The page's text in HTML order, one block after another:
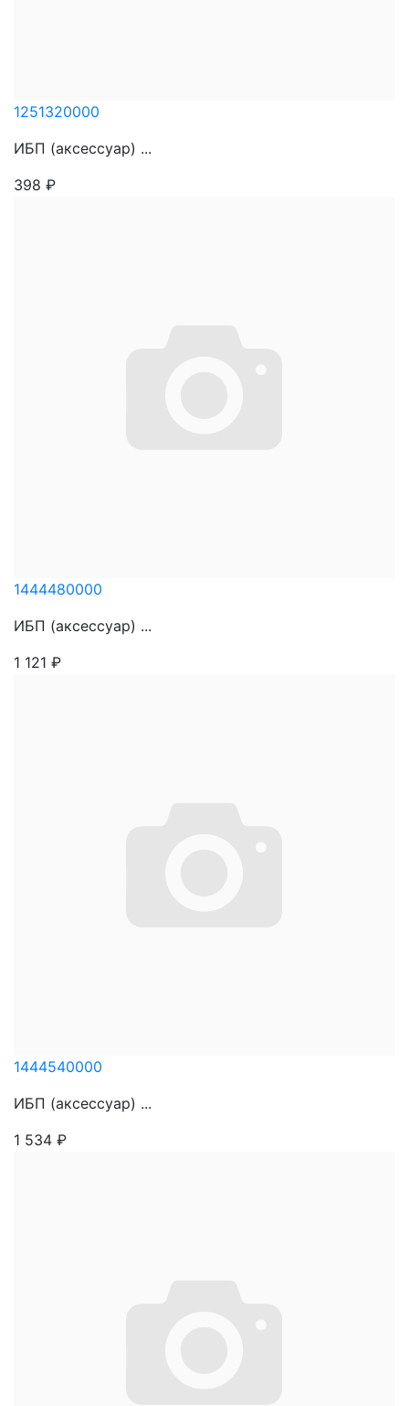
1251320000
ИБП (аксессуар) ...
398 ₽
1444480000
ИБП (аксессуар) ...
1 121 ₽
1444540000
ИБП (аксессуар) ...
1 534 ₽